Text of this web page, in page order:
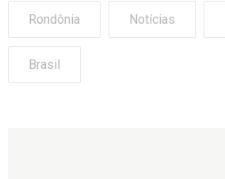
Rondônia Notícias
Brasil